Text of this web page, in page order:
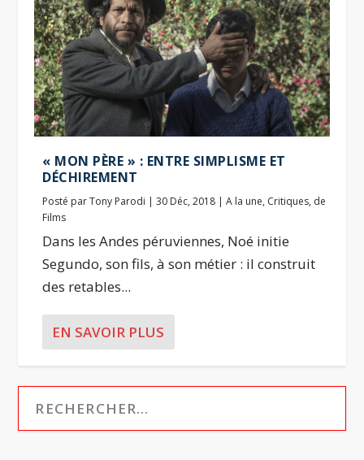
« MON PÈRE » : ENTRE SIMPLISME ET
DÉCHIREMENT
Posté parTony Parodi |30 Déc, 2018 |A la une, Critiques, de
Films
Dans les Andes péruviennes, Noé initie
Segundo, son fils, à son métier : il construit
des retables...
EN SAVOIR PLUS